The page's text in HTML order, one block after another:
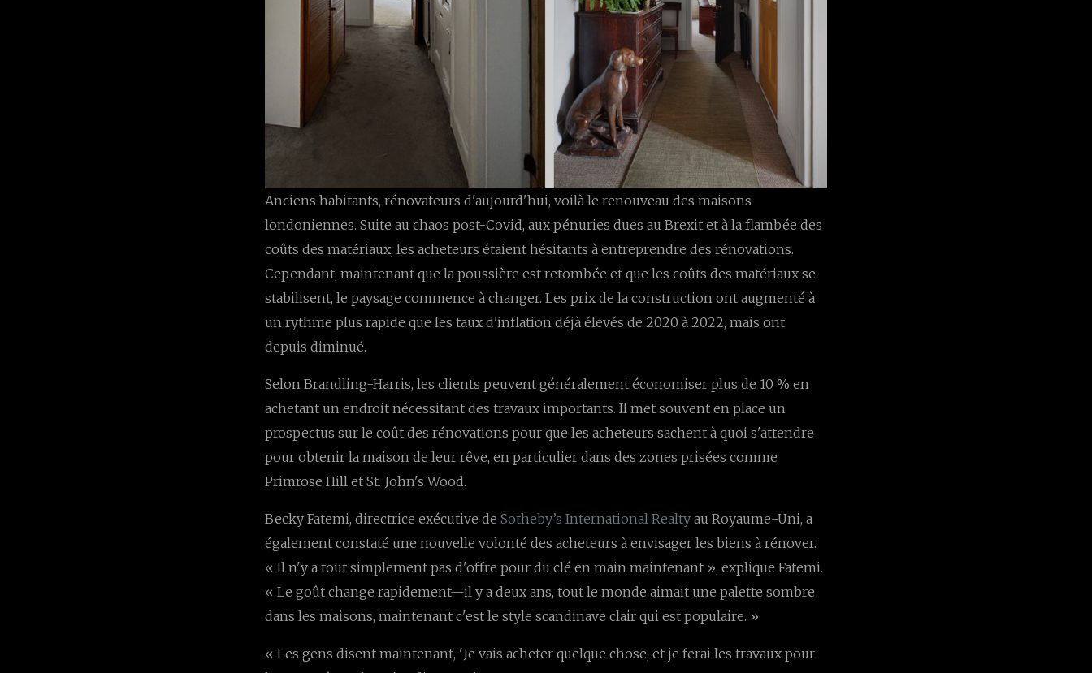
Anciens habitants, rénovateurs d'aujourd'hui, voilà le renouveau des maisons
londoniennes. Suite au chaos post-Covid, aux pénuries dues au Brexit et à la flambée des
coûts des matériaux, les acheteurs étaient hésitants à entreprendre des rénovations.
Cependant, maintenant que la poussière est retombée et que les coûts des matériaux se
stabilisent, le paysage commence à changer. Les prix de la construction ont augmenté à
un rythme plus rapide que les taux d'inflation déjà élevés de 2020 à 2022, mais ont
depuis diminué.
Selon Brandling-Harris, les clients peuvent généralement économiser plus de 10 % en
achetant un endroit nécessitant des travaux importants. Il met souvent en place un
prospectus sur le coût des rénovations pour que les acheteurs sachent à quoi s'attendre
pour obtenir la maison de leur rêve, en particulier dans des zones prisées comme
Primrose Hill et St. John's Wood.
Becky Fatemi, directrice exécutive deSotheby’s International Realty au Royaume-Uni, a
également constaté une nouvelle volonté des acheteurs à envisager les biens à rénover.
« Il n'y a tout simplement pas d'offre pour du clé en main maintenant », explique Fatemi.
« Le goût change rapidement—il y a deux ans, tout le monde aimait une palette sombre
dans les maisons, maintenant c'est le style scandinave clair qui est populaire. »
« Les gens disent maintenant, 'Je vais acheter quelque chose, et je ferai les travaux pour